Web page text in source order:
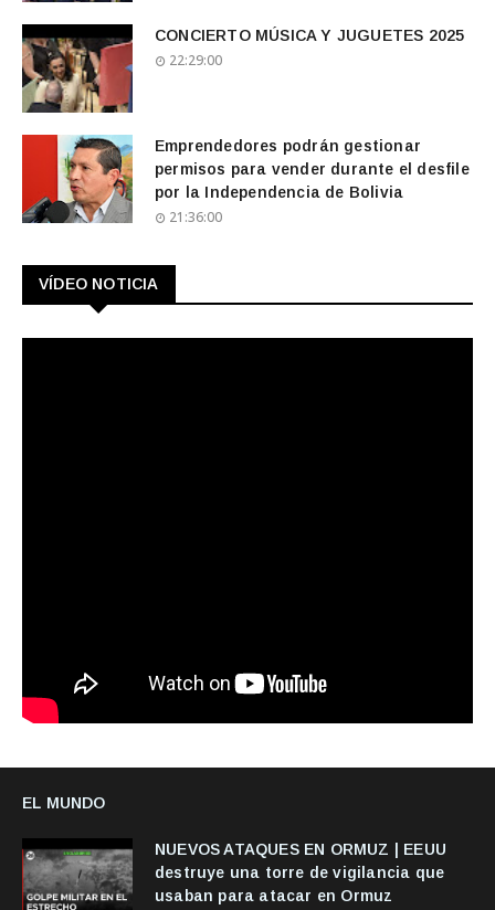
CONCIERTO MÚSICA Y JUGUETES 2025
22:29:00
Emprendedores podrán gestionar
permisos para vender durante el desfile
por la Independencia de Bolivia
21:36:00
VÍDEO NOTICIA
EL MUNDO
NUEVOS ATAQUES EN ORMUZ | EEUU
destruye una torre de vigilancia que
usaban para atacar en Ormuz